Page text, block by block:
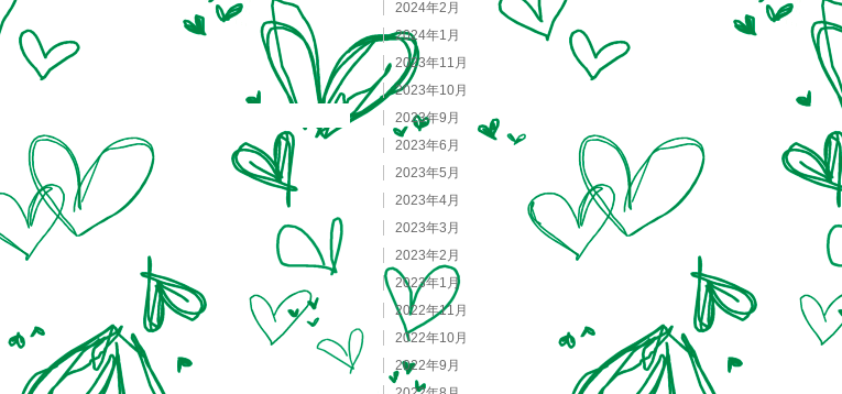
2024年2月
2024年1月
2023年11月
2023年10月
2023年9月
2023年6月
2023年5月
2023年4月
2023年3月
2023年2月
2023年1月
2022年11月
2022年10月
2022年9月